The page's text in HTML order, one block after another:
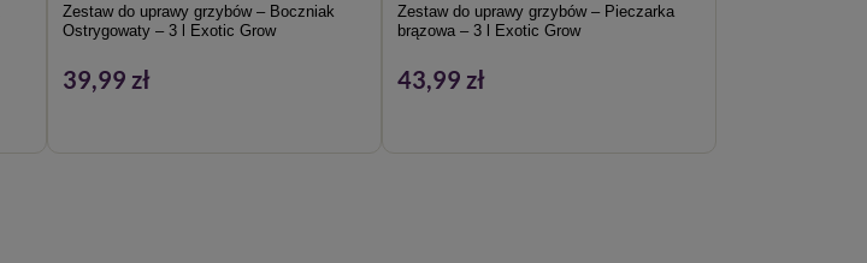
Zestaw do uprawy grzybów – Boczniak
Ostrygowaty – 3 l Exotic Grow
39,99 zł
Zestaw do uprawy grzybów – Pieczarka
brązowa – 3 l Exotic Grow
43,99 zł